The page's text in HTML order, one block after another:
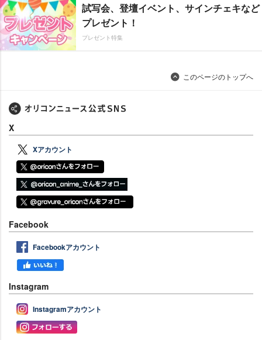
試写会、登壇イベント、サインチェキなど
プレゼント！
プレゼント特集
このページのトップへ
X
Xアカウント
Facebook
Facebookアカウント
Instagram
Instagramアカウント